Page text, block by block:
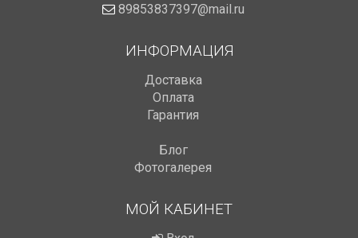
89853837397@mail.ru
ИНФОРМАЦИЯ
Доставка
Оплата
Гарантия
Блог
Фотогалерея
МОЙ КАБИНЕТ